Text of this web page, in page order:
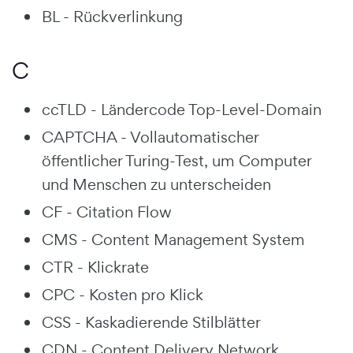
BL - Rückverlinkung
C
ccTLD - Ländercode Top-Level-Domain
CAPTCHA - Vollautomatischer
öffentlicher Turing-Test, um Computer
und Menschen zu unterscheiden
CF - Citation Flow
CMS - Content Management System
CTR - Klickrate
CPC - Kosten pro Klick
CSS - Kaskadierende Stilblätter